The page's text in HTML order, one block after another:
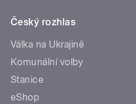
Český rozhlas
Válka na Ukrajině
Komunální volby
Stanice
eShop